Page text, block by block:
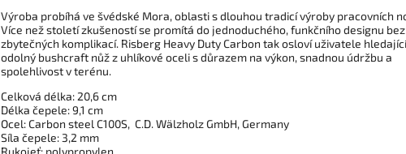
Výroba probíhá ve švédské Mora, oblasti s dlouhou tradicí výroby pracovních
Více než století zkušeností se promítá do jednoduchého, funkčního designu bez
zbytečných komplikací. Risberg Heavy Duty Carbon tak osloví uživatele hledající
odolný bushcraft nůž z uhlíkové oceli s důrazem na výkon, snadnou údržbu a
spolehlivost v terénu.
Celková délka: 20,6 cm
Délka čepele: 9,1 cm
Ocel: Carbon steel C100S, C.D. Wälzholz GmbH, Germany
Síla čepele: 3,2 mm